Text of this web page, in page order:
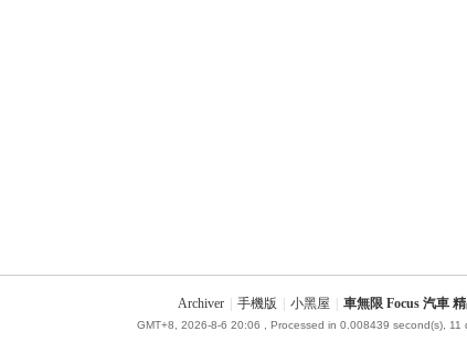
Archiver 手機版 小黑屋 車無限 Focus 汽車
GMT+8, 2026-8-6 20:06 , Processed in 0.008439 second(s), 11